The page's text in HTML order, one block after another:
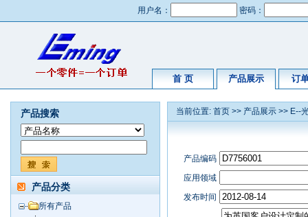
用户名： 密码：
首 页 产品展示 订
产品搜索
产品分类
所有产品
当前位置: 首页 >> 产品展示 >> E--
产品编码
应用领域
发布时间